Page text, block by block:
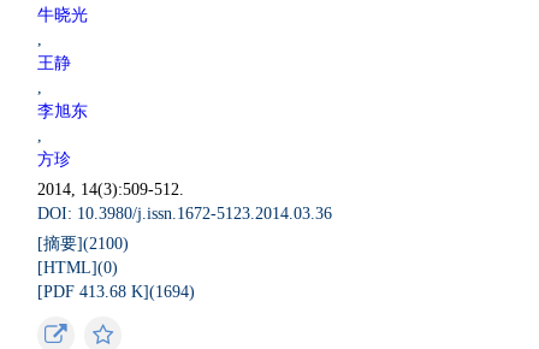
牛晓光
,
王静
,
李旭东
,
方珍
2014, 14(3):509-512.
DOI: 10.3980/j.issn.1672-5123.2014.03.36
[摘要](2100)
[HTML](0)
[PDF 413.68 K](1694)